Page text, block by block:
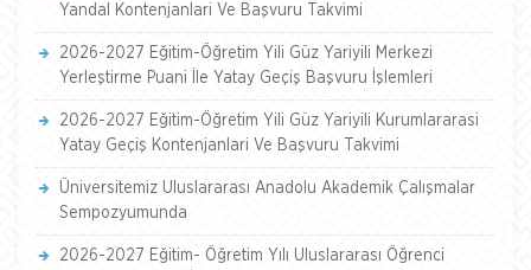
Yandal Kontenjanlari Ve Başvuru Takvimi
2026-2027 Eğitim-Öğretim Yili Güz Yariyili Merkezi
Yerleştirme Puani İle Yatay Geçiş Başvuru İşlemleri
2026-2027 Eğitim-Öğretim Yili Güz Yariyili Kurumlararasi
Yatay Geçiş Kontenjanlari Ve Başvuru Takvimi
Üniversitemiz Uluslararası Anadolu Akademik Çalışmalar
Sempozyumunda
2026-2027 Eğitim- Öğretim Yılı Uluslararası Öğrenci